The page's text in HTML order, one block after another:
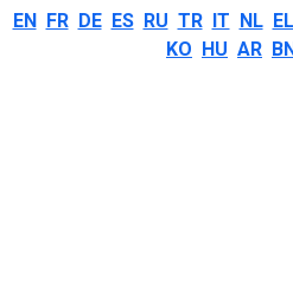
EN FR DE ES RU TR IT NL EL
KO HU AR